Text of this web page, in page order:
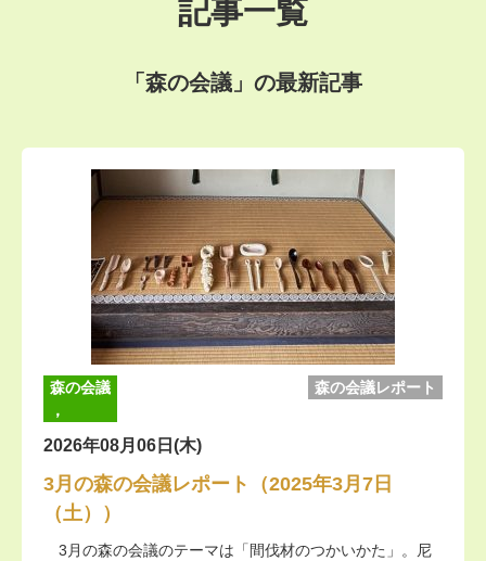
記事一覧
「森の会議」の最新記事
森の会議
，
森の会議レポート
2026年08月06日(木)
3月の森の会議レポート（2025年3月7日
（土））
3月の森の会議のテーマは「間伐材のつかいかた」。尼